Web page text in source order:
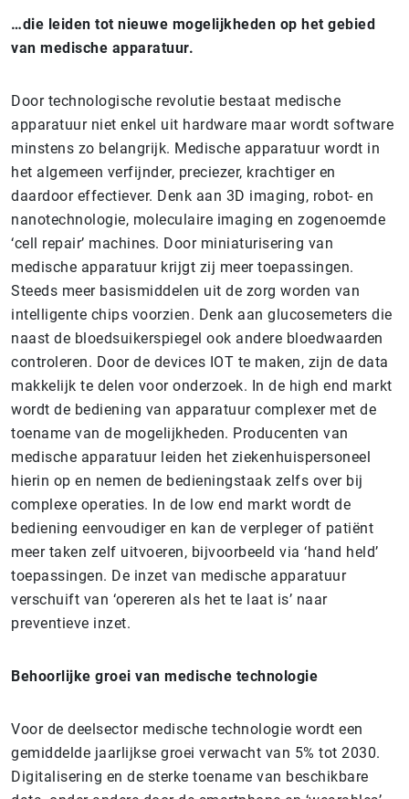
…die leiden tot nieuwe mogelijkheden op het gebied
van medische apparatuur.
Door technologische revolutie bestaat medische
apparatuur niet enkel uit hardware maar wordt software
minstens zo belangrijk. Medische apparatuur wordt in
het algemeen verfijnder, preciezer, krachtiger en
daardoor effectiever. Denk aan 3D imaging, robot- en
nanotechnologie, moleculaire imaging en zogenoemde
‘cell repair’ machines. Door miniaturisering van
medische apparatuur krijgt zij meer toepassingen.
Steeds meer basismiddelen uit de zorg worden van
intelligente chips voorzien. Denk aan glucosemeters die
naast de bloedsuikerspiegel ook andere bloedwaarden
controleren. Door de devices IOT te maken, zijn de data
makkelijk te delen voor onderzoek. In de high end markt
wordt de bediening van apparatuur complexer met de
toename van de mogelijkheden. Producenten van
medische apparatuur leiden het ziekenhuispersoneel
hierin op en nemen de bedieningstaak zelfs over bij
complexe operaties. In de low end markt wordt de
bediening eenvoudiger en kan de verpleger of patiënt
meer taken zelf uitvoeren, bijvoorbeeld via ‘hand held’
toepassingen. De inzet van medische apparatuur
verschuift van ‘opereren als het te laat is’ naar
preventieve inzet.
Behoorlijke groei van medische technologie
Voor de deelsector medische technologie wordt een
gemiddelde jaarlijkse groei verwacht van 5% tot 2030.
Digitalisering en de sterke toename van beschikbare